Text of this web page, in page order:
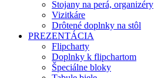
Stojany na perá, organizéry
Vizitkáre
Drôtené doplnky na stôl
PREZENTÁCIA
Flipcharty
Doplnky k flipchartom
Špeciálne bloky